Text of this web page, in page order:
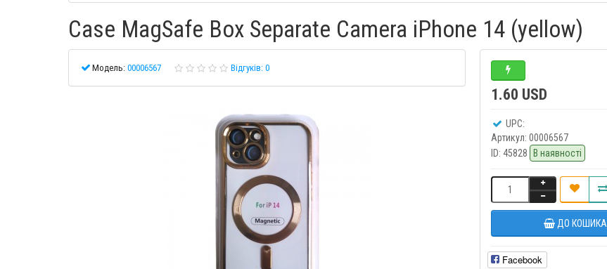
Case MagSafe Box Separate Camera iPhone 14 (yellow)
Модель: 00006567 Відгуків: 0
1.60 USD
UPC:
Артикул: 00006567
ID: 45828 В наявності
ДО КОШИКА
Facebook